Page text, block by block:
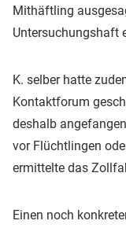
Mithäftling
Untersuchungshaft
K. selber hatte
Kontaktforum
deshalb
vor Flüchtlingen
ermittelte das
Einen noch